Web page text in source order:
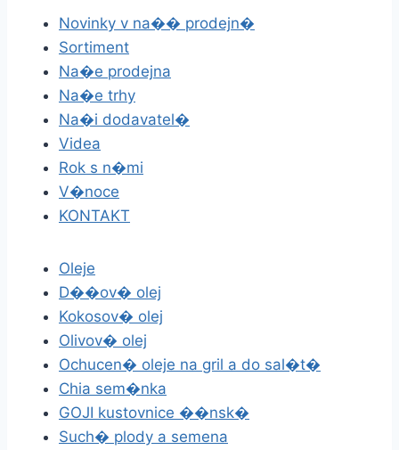
Novinky v na�� prodejn�
Sortiment
Na�e prodejna
Na�e trhy
Na�i dodavatel�
Videa
Rok s n�mi
V�noce
KONTAKT
Oleje
D��ov� olej
Kokosov� olej
Olivov� olej
Ochucen� oleje na gril a do sal�t�
Chia sem�nka
GOJI kustovnice ��nsk�
Such� plody a semena